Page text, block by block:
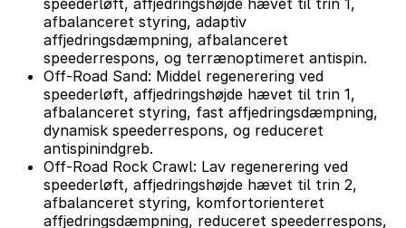
afbalanceret styring, adaptiv
affjedringsdæmpning, afbalanceret
speederrespons, og terrænoptimeret antispin.
Off-Road Sand: Middel regenerering ved
speederløft, affjedringshøjde hævet til trin 1,
afbalanceret styring, fast affjedringsdæmpning,
dynamisk speederrespons, og reduceret
antispinindgreb.
Off-Road Rock Crawl: Lav regenerering ved
speederløft, affjedringshøjde hævet til trin 2,
afbalanceret styring, komfortorienteret
affjedringsdæmpning, reduceret speederrespons,